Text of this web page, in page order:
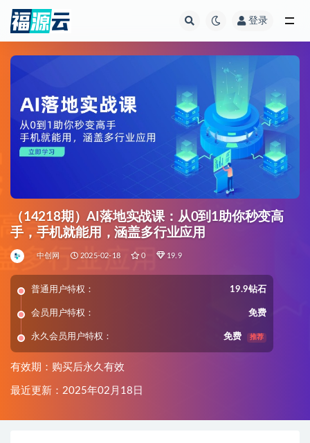
登录
（14218期）AI落地实战课：从0到1助你秒变高
手，手机就能用，涵盖多行业应用
中创网 2025-02-18 0 19.9
普通用户特权： 19.9钻石
会员用户特权： 免费
永久会员用户特权： 免费 推荐
有效期：购买后永久有效
最近更新：2025年02月18日